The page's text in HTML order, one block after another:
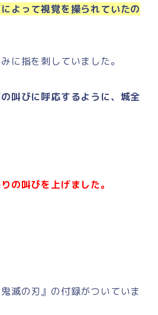
よって視覚を操られていたの
に指を刺していました。
叫びに呼応するように、城全
の叫びを上げました。
滅の刃』の付録がついていま